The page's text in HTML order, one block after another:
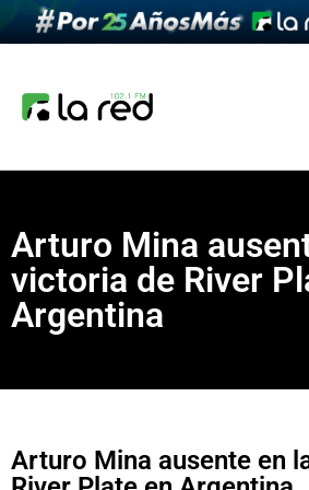
Arturo Mina
victoria de River
Argentina
Arturo Mina ausente en